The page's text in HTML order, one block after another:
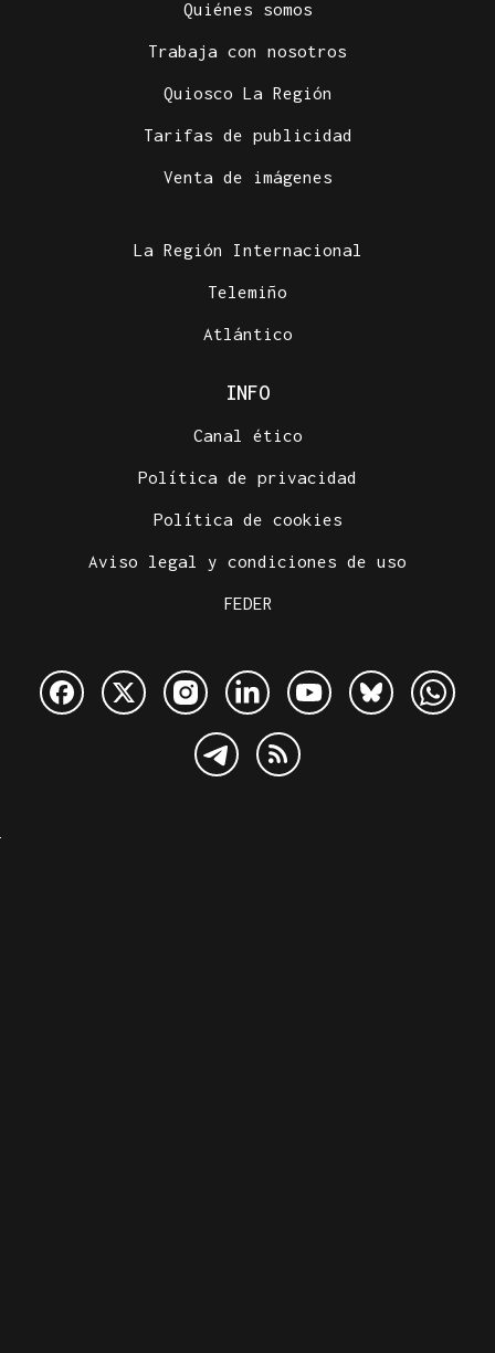
Quiénes somos
Trabaja con nosotros
Quiosco La Región
Tarifas de publicidad
Venta de imágenes
La Región Internacional
Telemiño
Atlántico
INFO
Canal ético
Política de privacidad
Política de cookies
Aviso legal y condiciones de uso
FEDER